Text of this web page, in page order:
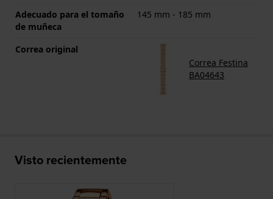
Adecuado para el tomaño
de muñeca
145 mm - 185 mm
Correa original
Correa Festina
BA04643
Visto recientemente